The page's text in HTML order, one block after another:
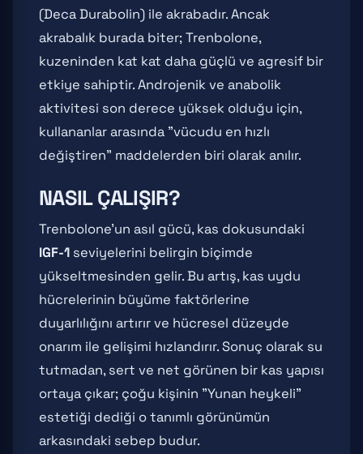
(Deca Durabolin) ile akrabadır. Ancak
akrabalık burada biter; Trenbolone,
kuzeninden kat kat daha güçlü ve agresif bir
etkiye sahiptir. Androjenik ve anabolik
aktivitesi son derece yüksek olduğu için,
kullananlar arasında "vücudu en hızlı
değiştiren" maddelerden biri olarak anılır.
NASIL ÇALIŞIR?
Trenbolone'un asıl gücü, kas dokusundaki
IGF-1 seviyelerini belirgin biçimde
yükseltmesinden gelir. Bu artış, kas uydu
hücrelerinin büyüme faktörlerine
duyarlılığını artırır ve hücresel düzeyde
onarım ile gelişimi hızlandırır. Sonuç olarak su
tutmadan, sert ve net görünen bir kas yapısı
ortaya çıkar; çoğu kişinin "Yunan heykeli"
estetiği dediği o tanımlı görünümün
arkasındaki sebep budur.